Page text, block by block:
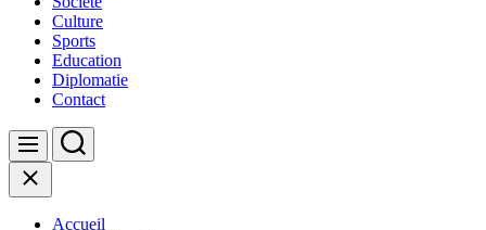
Culture
Sports
Education
Diplomatie
Contact
Menu Search
Close
Accueil